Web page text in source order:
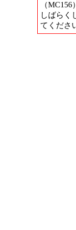
（MC156）
しばらく
てくださ